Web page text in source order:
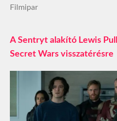
Filmipar
A Sentryt alakító Lewis
Secret Wars visszatérésre